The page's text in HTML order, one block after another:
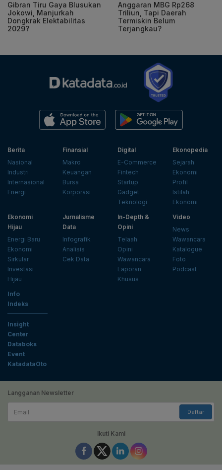
Gibran Tiru Gaya Blusukan
Jokowi, Manjurkah
Dongkrak Elektabilitas
2029?
Anggaran MBG Rp268
Triliun, Tapi Daerah
Termiskin Belum
Terjangkau?
Berita
Nasional
Industri
Internasional
Energi
Finansial
Makro
Keuangan
Bursa
Korporasi
Digital
E-Commerce
Fintech
Startup
Gadget
Teknologi
Ekonopedia
Sejarah
Ekonomi
Profil
Istilah
Ekonomi
Ekonomi
Hijau
Energi Baru
Ekonomi
Sirkular
Investasi
Hijau
Jurnalisme
Data
Infografik
Analisis
Cek Data
In-Depth &
Opini
Telaah
Opini
Wawancara
Laporan
Khusus
Video
News
Wawancara
Katalogue
Foto
Podcast
Info
Indeks
Insight
Center
Databoks
Event
KatadataOto
Langganan Newsletter
Daftar
Ikuti Kami